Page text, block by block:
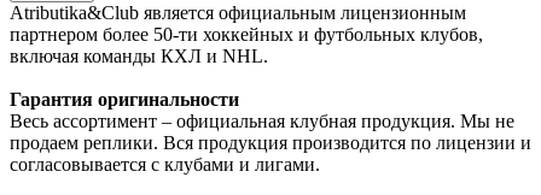
Atributika&Club является официальным лицензионным
партнером более 50-ти хоккейных и футбольных клубов,
включая команды КХЛ и NHL.
Гарантия оригинальности
Весь ассортимент – официальная клубная продукция. Мы не
продаем реплики. Вся продукция производится по лицензии и
согласовывается с клубами и лигами.